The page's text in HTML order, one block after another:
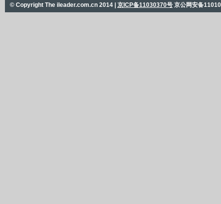
© Copyright The ileader.com.cn 2014 | 京ICP备11030370号 京公网安备